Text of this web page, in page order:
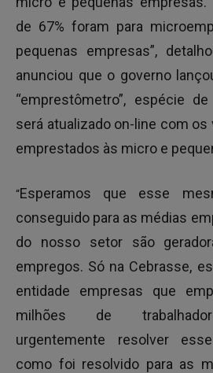
de 67% foram para
pequenas empresas”,
anunciou que o governo
“emprestômetro”, espécie
será atualizado on-line com
emprestados às micro e
“Esperamos que esse
conseguido para as médias
do nosso setor são
empregos. Só na Cebrasse,
entidade empresas que
milhões de
urgentemente resolver
como foi resolvido para as